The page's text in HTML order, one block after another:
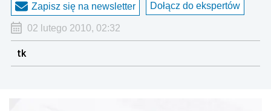
Zapisz się na newsletter Dołącz do ekspertów
02 lutego 2010, 02:32
tk